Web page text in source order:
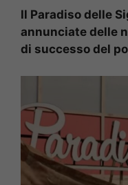
Il Paradiso delle
annunciate delle
di successo del